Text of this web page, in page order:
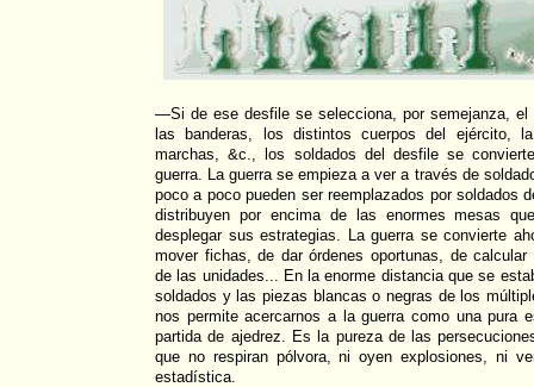
—Si de ese desfile se selecciona, por semejanza, el
las banderas, los distintos cuerpos del ejército,
marchas, &c., los soldados del desfile se
guerra. La guerra se empieza a ver a través de
poco a poco pueden ser reemplazados por soldados
distribuyen por encima de las enormes mesas
desplegar sus estrategias. La guerra se convierte
mover fichas, de dar órdenes oportunas, de
de las unidades... En la enorme distancia que se
soldados y las piezas blancas o negras de los
nos permite acercarnos a la guerra como una pura
partida de ajedrez. Es la pureza de las
que no respiran pólvora, ni oyen explosiones, ni
estadística.